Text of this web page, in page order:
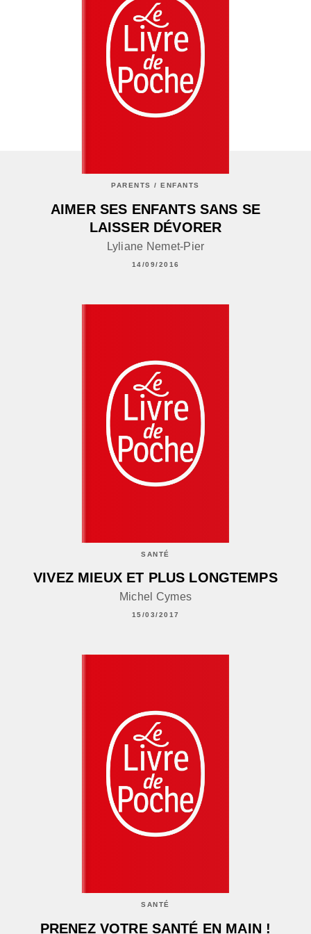
PARENTS / ENFANTS
AIMER SES ENFANTS SANS SE
LAISSER DÉVORER
Lyliane Nemet-Pier
14/09/2016
SANTÉ
VIVEZ MIEUX ET PLUS LONGTEMPS
Michel Cymes
15/03/2017
SANTÉ
PRENEZ VOTRE SANTÉ EN MAIN !